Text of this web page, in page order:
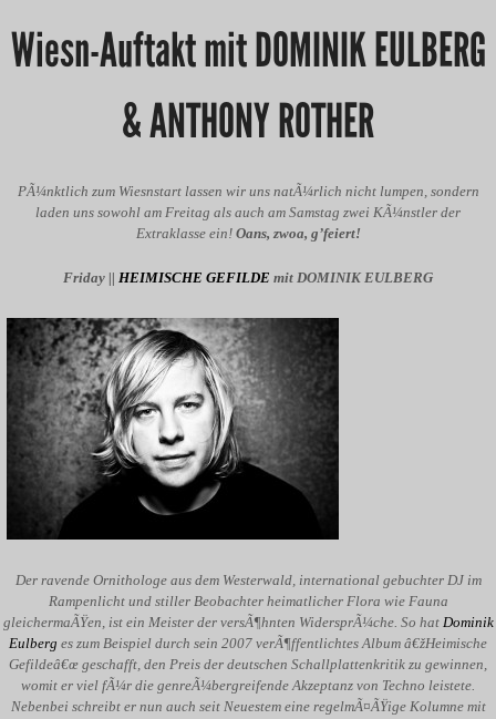
Wiesn-Auftakt mit DOMINIK EULBERG
& ANTHONY ROTHER
PÃ¼nktlich zum Wiesnstart lassen wir uns natÃ¼rlich nicht lumpen, sondern
laden uns sowohl am Freitag als auch am Samstag zwei KÃ¼nstler der
Extraklasse ein! Oans, zwoa, g’feiert!
Friday || HEIMISCHE GEFILDE mit DOMINIK EULBERG
Der ravende Ornithologe aus dem Westerwald, international gebuchter DJ im
Rampenlicht und stiller Beobachter heimatlicher Flora wie Fauna
gleichermaÃŸen, ist ein Meister der versÃ¶hnten WidersprÃ¼che. So hat Dominik
Eulberg es zum Beispiel durch sein 2007 verÃ¶ffentlichtes Album â€žHeimische
Gefildeâ€œ geschafft, den Preis der deutschen Schallplattenkritik zu gewinnen,
womit er viel fÃ¼r die genreÃ¼bergreifende Akzeptanz von Techno leistete.
Nebenbei schreibt er nun auch seit Neuestem eine regelmÃ¤ÃŸige Kolumne mit